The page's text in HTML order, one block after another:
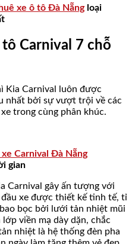
xe ô tô Đà Nẵngloại
Carnival 7 chỗ
Kia Carnival luôn được
nhất bởi sự vượt trội về các
trong cùng phân khúc.
Carnival Đà Nẵng
gian
Carnival gây ấn tượng với
đầu xe được thiết kế tinh tế, tỉ
bọc bởi lưới tản nhiệt mũi
viền mạ dày dặn, chắc
nhiệt là hệ thống đèn pha